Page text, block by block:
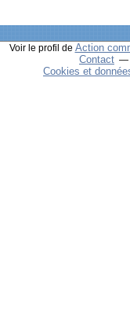
Voir le profil de Action
Contact
Cookies et